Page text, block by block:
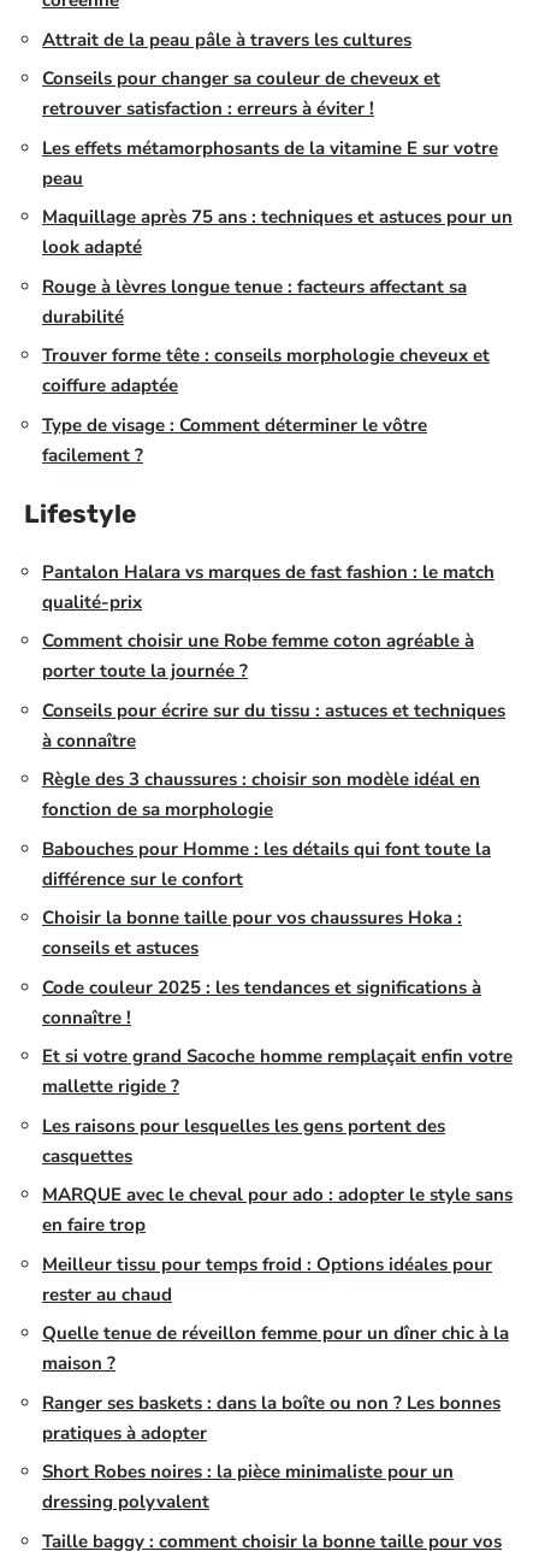
Attrait de la peau pâle à travers les cultures
Conseils pour changer sa couleur de cheveux et
retrouver satisfaction : erreurs à éviter !
Les effets métamorphosants de la vitamine E sur votre
peau
Maquillage après 75 ans : techniques et astuces pour un
look adapté
Rouge à lèvres longue tenue : facteurs affectant sa
durabilité
Trouver forme tête : conseils morphologie cheveux et
coiffure adaptée
Type de visage : Comment déterminer le vôtre
facilement ?
Lifestyle
Pantalon Halara vs marques de fast fashion : le match
qualité-prix
Comment choisir une Robe femme coton agréable à
porter toute la journée ?
Conseils pour écrire sur du tissu : astuces et techniques
à connaître
Règle des 3 chaussures : choisir son modèle idéal en
fonction de sa morphologie
Babouches pour Homme : les détails qui font toute la
différence sur le confort
Choisir la bonne taille pour vos chaussures Hoka :
conseils et astuces
Code couleur 2025 : les tendances et significations à
connaître !
Et si votre grand Sacoche homme remplaçait enfin votre
mallette rigide ?
Les raisons pour lesquelles les gens portent des
casquettes
MARQUE avec le cheval pour ado : adopter le style sans
en faire trop
Meilleur tissu pour temps froid : Options idéales pour
rester au chaud
Quelle tenue de réveillon femme pour un dîner chic à la
maison ?
Ranger ses baskets : dans la boîte ou non ? Les bonnes
pratiques à adopter
Short Robes noires : la pièce minimaliste pour un
dressing polyvalent
Taille baggy : comment choisir la bonne taille pour vos